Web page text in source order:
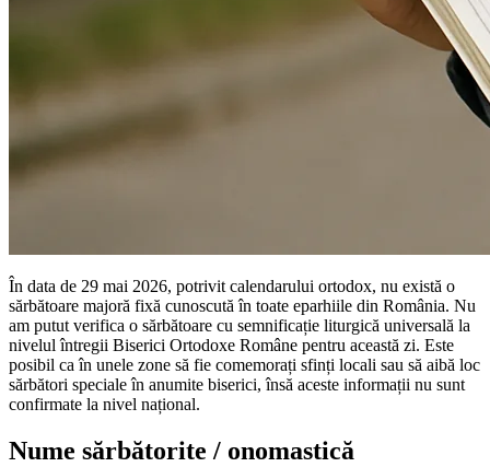
În data de 29 mai 2026, potrivit calendarului ortodox, nu există o
sărbătoare majoră fixă cunoscută în toate eparhiile din România. Nu
am putut verifica o sărbătoare cu semnificație liturgică universală la
nivelul întregii Biserici Ortodoxe Române pentru această zi. Este
posibil ca în unele zone să fie comemorați sfinți locali sau să aibă loc
sărbători speciale în anumite biserici, însă aceste informații nu sunt
confirmate la nivel național.
Nume sărbătorite / onomastică